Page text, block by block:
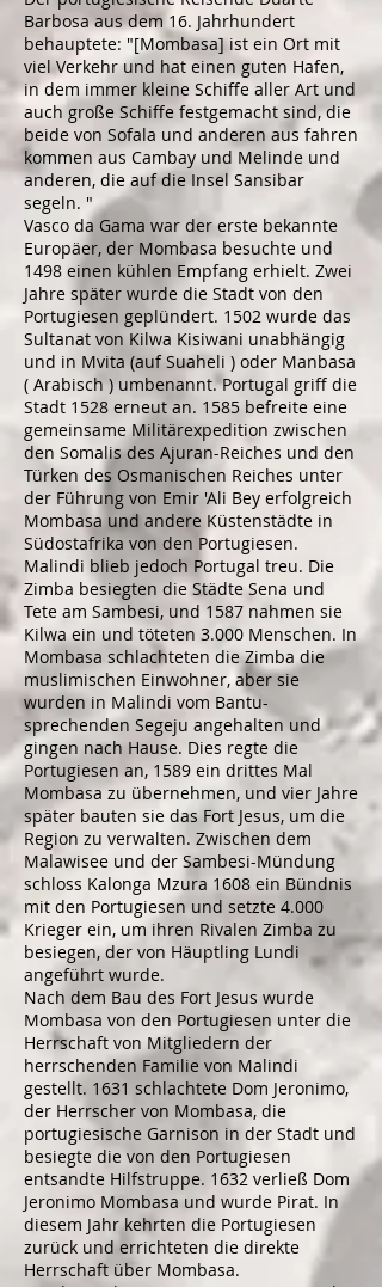
Barbosa aus dem 16. Jahrhundert
behauptete: "[Mombasa] ist ein Ort mit
viel Verkehr und hat einen guten Hafen,
in dem immer kleine Schiffe aller Art und
auch große Schiffe festgemacht sind, die
beide von Sofala und anderen aus fahren
kommen aus Cambay und Melinde und
anderen, die auf die Insel Sansibar
segeln. "
Vasco da Gama war der erste bekannte
Europäer, der Mombasa besuchte und
1498 einen kühlen Empfang erhielt. Zwei
Jahre später wurde die Stadt von den
Portugiesen geplündert. 1502 wurde das
Sultanat von Kilwa Kisiwani unabhängig
und in Mvita (aufSuaheli ) oder Manbasa
( Arabisch ) umbenannt. Portugal griff die
Stadt 1528 erneut an. 1585 befreite eine
gemeinsame Militärexpedition zwischen
den Somalisdes Ajuran-Reiches und den
Türken des Osmanischen Reiches unter
der Führung von Emir 'Ali Bey erfolgreich
Mombasa und andere Küstenstädte in
Südostafrika von den Portugiesen.
Malindi blieb jedoch Portugal treu. Die
Zimba besiegten die Städte Sena und
Tete am Sambesi, und 1587 nahmen sie
Kilwa ein und töteten 3.000 Menschen. In
Mombasa schlachteten die Zimba die
muslimischen Einwohner, aber sie
wurden in Malindi vom Bantu-
sprechenden Segeju angehalten und
gingen nach Hause. Dies regte die
Portugiesen an, 1589 ein drittes Mal
Mombasa zu übernehmen, und vier Jahre
später bauten sie das Fort Jesus, um die
Region zu verwalten. Zwischen dem
Malawisee und der Sambesi-Mündung
schloss Kalonga Mzura 1608 ein Bündnis
mit den Portugiesen und setzte 4.000
Krieger ein, um ihren Rivalen Zimba zu
besiegen, der von Häuptling Lundi
angeführt wurde.
Nach dem Bau des Fort Jesus wurde
Mombasa von den Portugiesen unter die
Herrschaft von Mitgliedern der
herrschenden Familie von Malindi
gestellt. 1631 schlachtete Dom Jeronimo,
der Herrscher von Mombasa, die
portugiesische Garnison in der Stadt und
besiegte die von den Portugiesen
entsandte Hilfstruppe. 1632 verließ Dom
Jeronimo Mombasa und wurde Pirat. In
diesem Jahr kehrten die Portugiesen
zurück und errichteten die direkte
Herrschaft über Mombasa.